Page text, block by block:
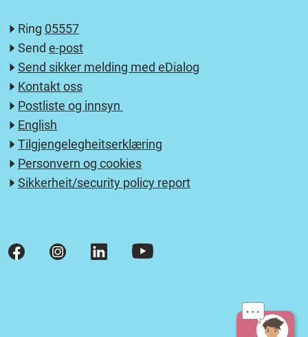
Ring 05557
Send e-post
Send sikker melding med eDialog
Kontakt oss
Postliste og innsyn
English
Tilgjengelegheitserklæring
Personvern og cookies
Sikkerheit/security policy report